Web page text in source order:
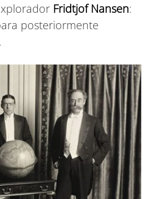
Fridtjof Nansen:
posteriormente